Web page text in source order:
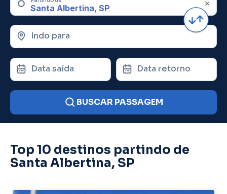
Indo para
Data saída Data retorno
BUSCAR PASSAGEM
Top 10 destinos partindo de
Santa Albertina, SP